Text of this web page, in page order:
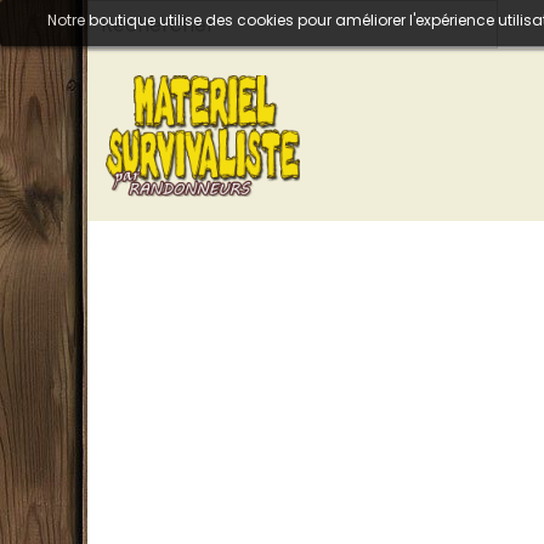
Notre boutique utilise des cookies pour améliorer l'expérience